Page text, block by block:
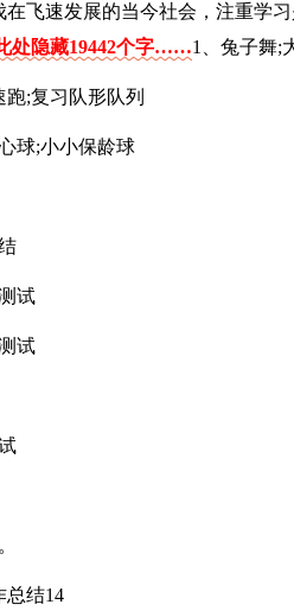
在飞速发展的当今社会，注重学
隐藏19442个字……1、兔子舞;
跑;复习队形队列
球;小小保龄球
试
试
总结14